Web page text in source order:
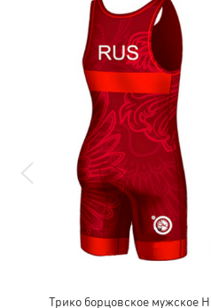
Трико борцовское мужское